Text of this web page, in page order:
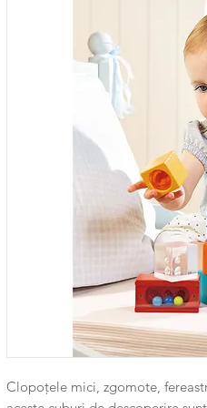
Clopoțele mici, zgomote,